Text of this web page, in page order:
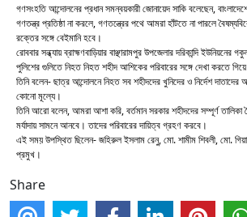
গণসংহতি আন্দোলনের প্রধান সমন্বয়কারী জোনায়েদ সাকি বলেছেন,
গণতন্ত্র প্রতিষ্ঠা না করলে, গণতন্ত্রের পথে আমরা হাঁটতে না পারলে
রক্তের সঙ্গে বেইমানি হবে।
রোববার সন্ধ্যায় ব্রাহ্মণবাড়িয়ার বাঞ্ছারামপুর উপজেলার দরিকান্দি
পুলিশের গুলিতে নিহত নিহত শহীদ আশিকের পরিবারের সঙ্গে দেখা করতে
তিনি বলেন- ছাত্র আন্দোলনে নিহত সব শহীদদের খুনিদের ও নির্দেশ
কোনো মূল্যে।
তিনি আরো বলেন, আমরা আশা করি, বর্তমান সরকার শহীদদের সম্পূর্ণ তালিকা
মর্যাদায় সামনে আনবে। তাদের পরিবারের দায়িত্ব গ্রহণ করবে।
এই সময় উপস্থিত ছিলেন- জহিরুল ইসলাম রেনু, মো. শামীম শিবলী, মো.
প্রমুখ।
Share